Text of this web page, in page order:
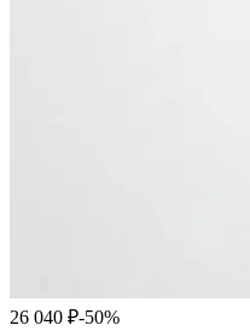
26 040 ₽-50%